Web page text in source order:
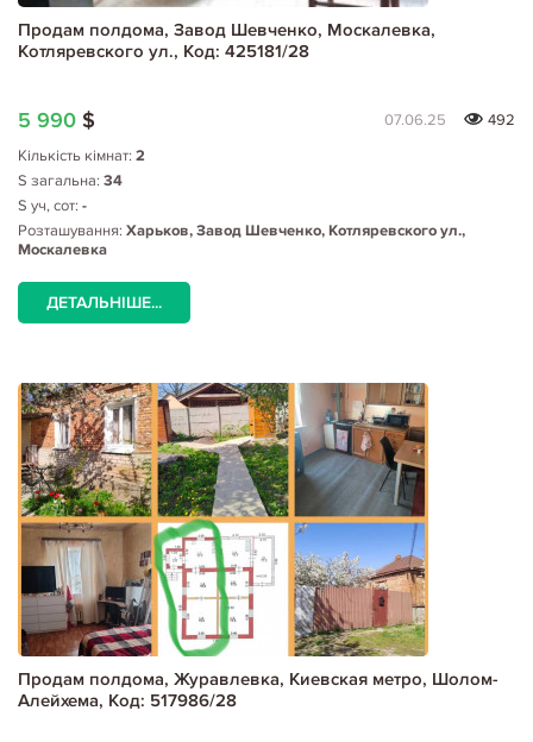
Продам полдома, Завод Шевченко, Москалевка,
Котляревского ул., Код: 425181/28
5 990 $ 07.06.25
492
Кількість кімнат: 2
S загальна: 34
S уч, сот: -
Розташування: Харьков, Завод Шевченко, Котляревского ул.,
Москалевка
ДЕТАЛЬНІШЕ...
Продам полдома, Журавлевка, Киевская метро, Шолом-
Алейхема, Код: 517986/28